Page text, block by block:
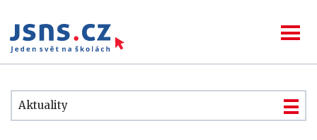
Aktuality